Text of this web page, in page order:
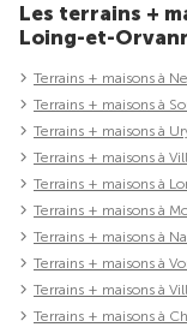
Les terrains +
Loing-et-
Terrains + maisons à
Terrains + maisons à
Terrains + maisons à
Terrains + maisons à
Terrains + maisons à
Terrains + maisons à
Terrains + maisons à
Terrains + maisons à
Terrains + maisons à
Terrains + maisons à